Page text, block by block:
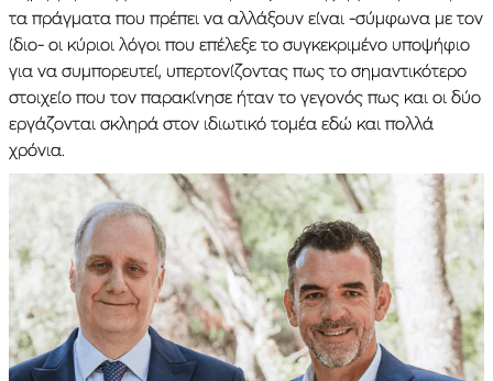
τα πράγματα που πρέπει να αλλάξουν είναι -σύμφωνα με τον
ίδιο- οι κύριοι λόγοι που επέλεξε το συγκεκριμένο υποψήφιο
για να συμπορευτεί, υπερτονίζοντας πως το σημαντικότερο
στοιχείο που τον παρακίνησε ήταν το γεγονός πως και οι δύο
εργάζονται σκληρά στον ιδιωτικό τομέα εδώ και πολλά
χρόνια.